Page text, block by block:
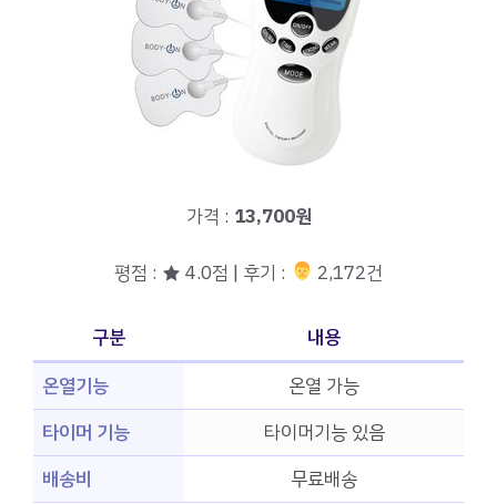
가격 : 13,700원
평점 : ★ 4.0점 | 후기 : ‍‍ 2,172건
구분
내용
온열기능
온열 가능
타이머 기능
타이머기능 있음
배송비
무료배송